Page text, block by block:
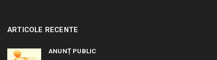
ARTICOLE RECENTE
ANUNȚ PUBLIC